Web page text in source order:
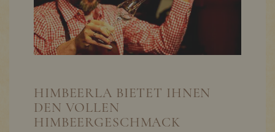
HIMBEERLA BIETET IHNEN
DEN VOLLEN
HIMBEERGESCHMACK